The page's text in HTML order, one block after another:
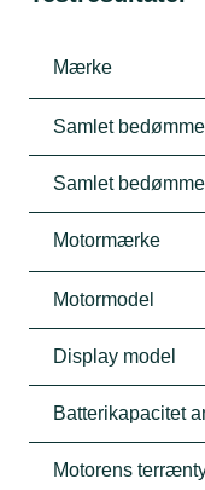
Mærke
Samlet
Samlet
Motormærke
Motormodel
Display model
Batterikapacitet
Motorens